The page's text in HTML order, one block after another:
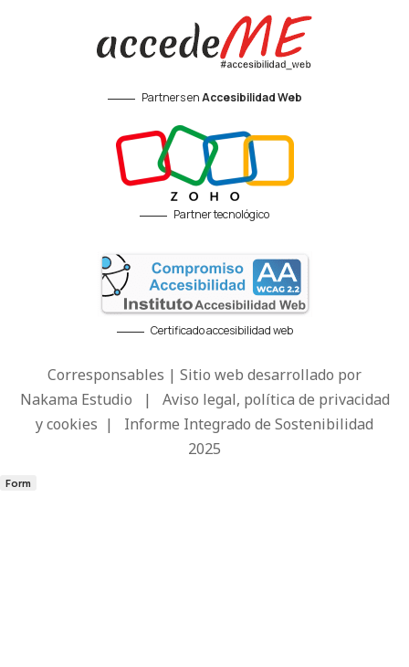
Partners enAccesibilidad Web
Partner tecnológico
Certificado accesibilidad web
Corresponsables | Sitio web desarrollado por
Nakama Estudio | Aviso legal, política de privacidad
y cookies | Informe Integrado de Sostenibilidad
2025
Form